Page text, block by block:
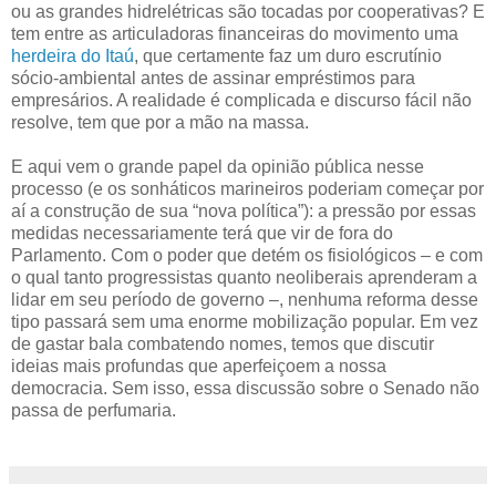
ou as grandes hidrelétricas são tocadas por cooperativas? E
tem entre as articuladoras financeiras do movimento uma
herdeira do Itaú, que certamente faz um duro escrutínio
sócio-ambiental antes de assinar empréstimos para
empresários. A realidade é complicada e discurso fácil não
resolve, tem que por a mão na massa.
E aqui vem o grande papel da opinião pública nesse
processo (e os sonháticos marineiros poderiam começar por
aí a construção de sua “nova política”): a pressão por essas
medidas necessariamente terá que vir de fora do
Parlamento. Com o poder que detém os fisiológicos – e com
o qual tanto progressistas quanto neoliberais aprenderam a
lidar em seu período de governo –, nenhuma reforma desse
tipo passará sem uma enorme mobilização popular. Em vez
de gastar bala combatendo nomes, temos que discutir
ideias mais profundas que aperfeiçoem a nossa
democracia. Sem isso, essa discussão sobre o Senado não
passa de perfumaria.